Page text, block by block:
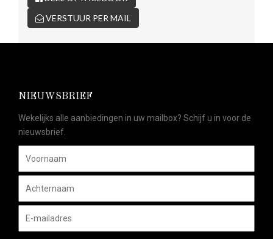
VERSTUUR PER MAIL
NIEUWSBRIEF
Wekelijks alle aanbiedingen in uw mailbox? Schijf u in voor de
nieuwsbrief.